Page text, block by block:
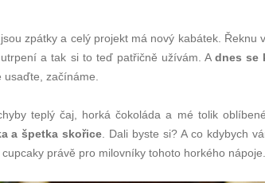
zpátky a celý projekt má nový kabátek. Řeknu
a tak si to teď patřičně užívám. A dnes se
usaďte, začínáme.
teplý čaj, horká čokoláda a mé tolik
a špetka skořice . Dali byste si? A co kdybych
právě pro milovníky tohoto horkého nápoje.